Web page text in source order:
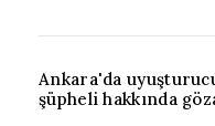
Ankara'da
şüpheli hakkında